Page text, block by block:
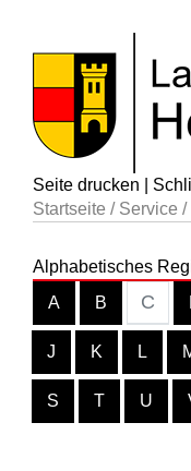
Seite drucken
Startseite / Service /
Alphabetisches
A
B C
J K L
S T U